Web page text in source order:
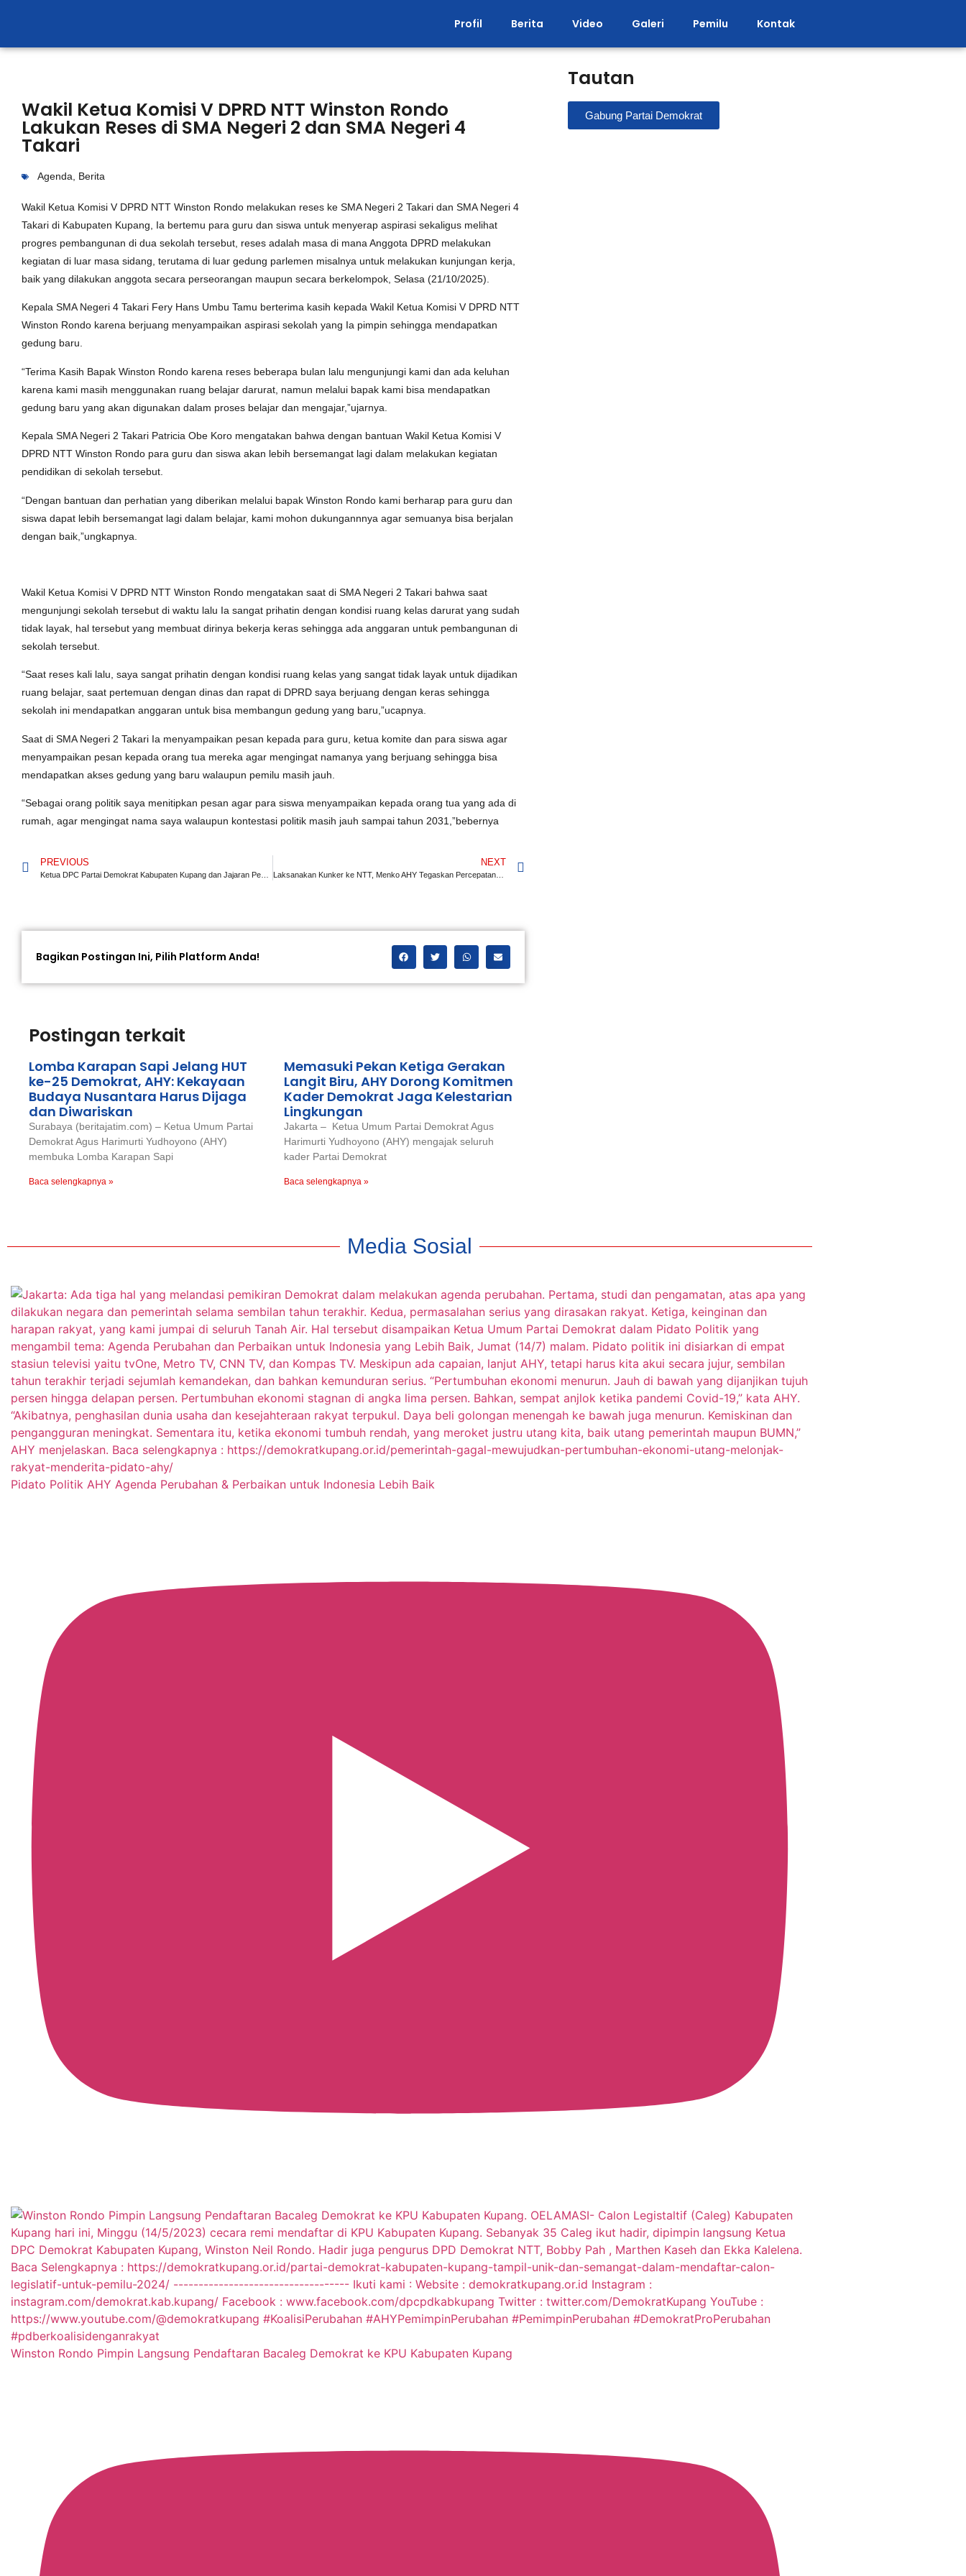
Profil Berita Video Galeri Pemilu Kontak
Wakil Ketua Komisi V DPRD NTT Winston Rondo
Lakukan Reses di SMA Negeri 2 dan SMA Negeri 4
Takari
Agenda Berita
Wakil Ketua Komisi V DPRD NTT Winston Rondo melakukan reses ke SMA Negeri 2 Takari dan SMA Negeri 4
Takari di Kabupaten Kupang, Ia bertemu para guru dan siswa untuk menyerap aspirasi sekaligus melihat
progres pembangunan di dua sekolah tersebut, reses adalah masa di mana Anggota DPRD melakukan
kegiatan di luar masa sidang, terutama di luar gedung parlemen misalnya untuk melakukan kunjungan kerja,
baik yang dilakukan anggota secara perseorangan maupun secara berkelompok, Selasa (21/10/2025).
Kepala SMA Negeri 4 Takari Fery Hans Umbu Tamu berterima kasih kepada Wakil Ketua Komisi V DPRD NTT
Winston Rondo karena berjuang menyampaikan aspirasi sekolah yang Ia pimpin sehingga mendapatkan
gedung baru.
“Terima Kasih Bapak Winston Rondo karena reses beberapa bulan lalu mengunjungi kami dan ada keluhan
karena kami masih menggunakan ruang belajar darurat, namun melalui bapak kami bisa mendapatkan
gedung baru yang akan digunakan dalam proses belajar dan mengajar,”ujarnya.
Kepala SMA Negeri 2 Takari Patricia Obe Koro mengatakan bahwa dengan bantuan Wakil Ketua Komisi V
DPRD NTT Winston Rondo para guru dan siswa akan lebih bersemangat lagi dalam melakukan kegiatan
pendidikan di sekolah tersebut.
“Dengan bantuan dan perhatian yang diberikan melalui bapak Winston Rondo kami berharap para guru dan
siswa dapat lebih bersemangat lagi dalam belajar, kami mohon dukungannnya agar semuanya bisa berjalan
dengan baik,”ungkapnya.
Wakil Ketua Komisi V DPRD NTT Winston Rondo mengatakan saat di SMA Negeri 2 Takari bahwa saat
mengunjungi sekolah tersebut di waktu lalu Ia sangat prihatin dengan kondisi ruang kelas darurat yang sudah
tidak layak, hal tersebut yang membuat dirinya bekerja keras sehingga ada anggaran untuk pembangunan di
sekolah tersebut.
“Saat reses kali lalu, saya sangat prihatin dengan kondisi ruang kelas yang sangat tidak layak untuk dijadikan
ruang belajar, saat pertemuan dengan dinas dan rapat di DPRD saya berjuang dengan keras sehingga
sekolah ini mendapatkan anggaran untuk bisa membangun gedung yang baru,”ucapnya.
Saat di SMA Negeri 2 Takari Ia menyampaikan pesan kepada para guru, ketua komite dan para siswa agar
menyampaikan pesan kepada orang tua mereka agar mengingat namanya yang berjuang sehingga bisa
mendapatkan akses gedung yang baru walaupun pemilu masih jauh.
“Sebagai orang politik saya menitipkan pesan agar para siswa menyampaikan kepada orang tua yang ada di
rumah, agar mengingat nama saya walaupun kontestasi politik masih jauh sampai tahun 2031,”bebernya
PREVIOUS NEXT
Bagikan Postingan Ini, Pilih Platform Anda!
Postingan terkait
Lomba Karapan Sapi Jelang HUT
ke-25 Demokrat, AHY: Kekayaan
Budaya Nusantara Harus Dijaga
dan Diwariskan
Surabaya (beritajatim.com) – Ketua Umum Partai
Demokrat Agus Harimurti Yudhoyono (AHY)
membuka Lomba Karapan Sapi
Baca selengkapnya »
Memasuki Pekan Ketiga Gerakan
Langit Biru, AHY Dorong Komitmen
Kader Demokrat Jaga Kelestarian
Lingkungan
Jakarta – Ketua Umum Partai Demokrat Agus
Harimurti Yudhoyono (AHY) mengajak seluruh
kader Partai Demokrat
Baca selengkapnya »
Tautan
Gabung Partai Demokrat
Media Sosial
Pidato Politik AHY Agenda Perubahan & Perbaikan untuk Indonesia Lebih Baik
Winston Rondo Pimpin Langsung Pendaftaran Bacaleg Demokrat ke KPU Kabupaten Kupang